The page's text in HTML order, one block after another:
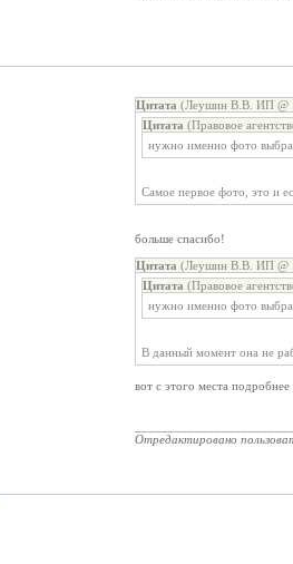
Цитата (Леушин В.В. ИП @
Цитата (Правовое
нужно именно фото
Самое первое фото, это и
больше спасибо!
Цитата (Леушин В.В. ИП @
Цитата (Правовое
нужно именно фото
В данный момент она не
вот с этого места
Отредактировано